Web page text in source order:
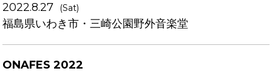
2022.8.27 (Sat)
福島県いわき市・三崎公園野外音楽堂
ONAFES 2022